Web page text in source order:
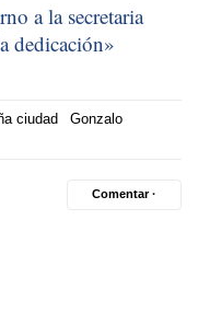
a la secretaria
dedicación»
ciudad
Gonzalo
Comentar ·